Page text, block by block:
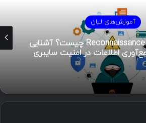
آموزش‌های لیان
Footprinting و Reconnaissance چیست؟ آشنایی
اطلاعات در امنیت سایبری